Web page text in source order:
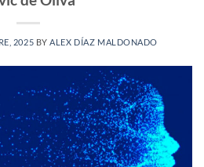
2025 BYALEX DÍAZ MALDONADO